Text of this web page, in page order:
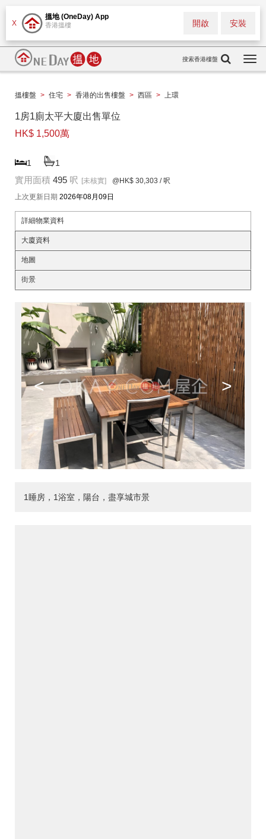
X
搵地 (OneDay) App
香港搵樓 安裝
開啟
搜索香港樓盤
搵樓盤 > 住宅 > 香港的出售樓盤 > 西區 > 上環
1房1廁太平大廈出售單位
HK$ 1,500萬
1 1
實用面積 495 呎 [未核實] @HK$ 30,303 / 呎
上次更新日期 2026年08月09日
詳細物業資料
大廈資料
地圖
街景
< >
1睡房，1浴室，陽台，盡享城市景